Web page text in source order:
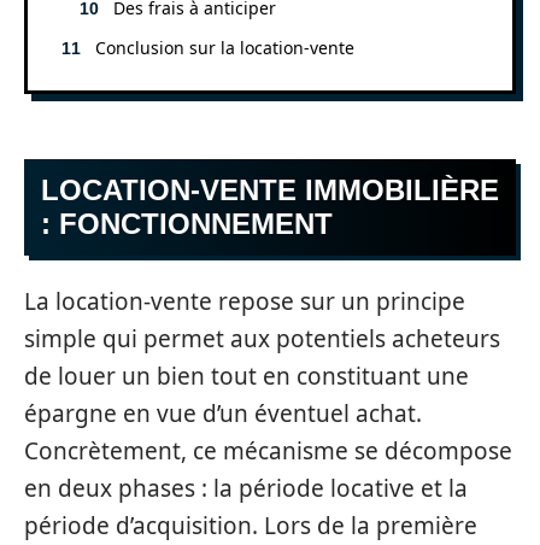
Des frais à anticiper
Conclusion sur la location-vente
LOCATION-VENTE IMMOBILIÈRE
: FONCTIONNEMENT
La location-vente repose sur un principe
simple qui permet aux potentiels acheteurs
de louer un bien tout en constituant une
épargne en vue d’un éventuel achat.
Concrètement, ce mécanisme se décompose
en deux phases : la période locative et la
période d’acquisition. Lors de la première